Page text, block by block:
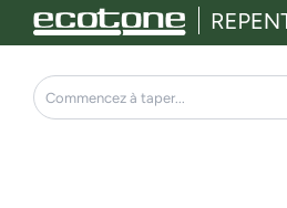
Aller
au
contenu
Rechercher